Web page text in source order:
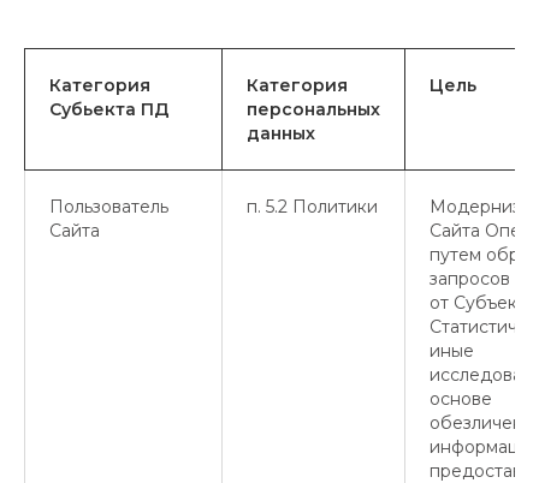
Категория
Субьекта ПД
Категория
персональных
данных
Цель
Пользователь
Сайта
п. 5.2 Политики
Сайта
путем
запросов и
от
иные
основе